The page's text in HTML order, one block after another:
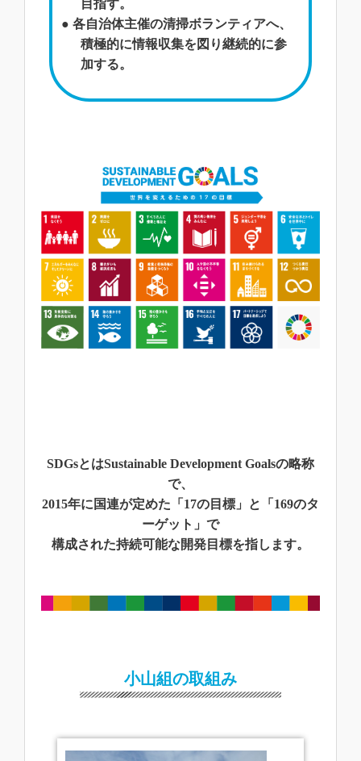
目指す。
● 各自治体主催の清掃ボランティアへ、
積極的に情報収集を図り継続的に参
加する。
SDGsとはSustainable Development Goalsの略称
で、
2015年に国連が定めた「17の目標」と「169のタ
ーゲット」で
構成された持続可能な開発目標を指します。
小山組の取組み